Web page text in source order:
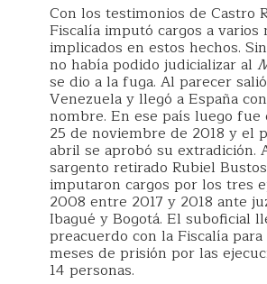
Con los testimonios de Castro
Fiscalía imputó cargos a varios
implicados en estos hechos.
no había podido judicializar al
se dio a la fuga. Al parecer
Venezuela y llegó a España
nombre. En ese país luego
25 de noviembre de 2018 y el
abril se aprobó su extradición.
sargento retirado Rubiel
imputaron cargos por los tres
2008 entre 2017 y 2018 ante
Ibagué y Bogotá. El suboficial
preacuerdo con la Fiscalía para
meses de prisión por las
14 personas.